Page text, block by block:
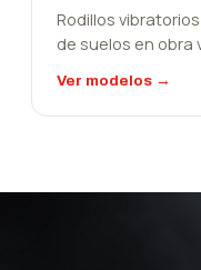
Rodillos
de suelos en obra
Ver modelos →